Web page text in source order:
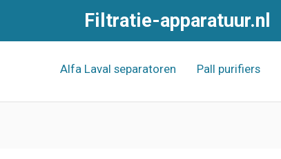
Filtratie-apparatuur.nl
Alfa Laval separatoren Pall purifiers